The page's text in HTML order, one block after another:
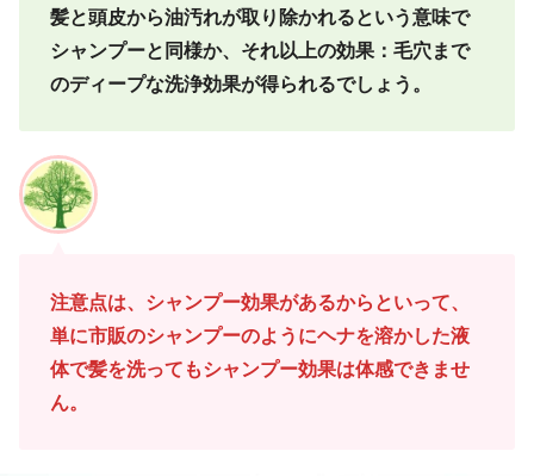
髪と頭皮から油汚れが取り除かれるという意味で
シャンプーと同様か、それ以上の効果：毛穴まで
のディープな洗浄効果が得られるでしょう。
注意点は、シャンプー効果があるからといって、
単に市販のシャンプーのようにヘナを溶かした液
体で髪を洗ってもシャンプー効果は体感できませ
ん。